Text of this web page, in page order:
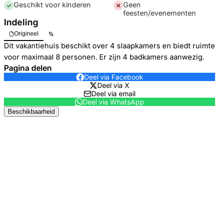
✓ Geschikt voor kinderen ✕ Geen
feesten/evenementen
Indeling
Origineel
Dit vakantiehuis beschikt over 4 slaapkamers en biedt ruimte
voor maximaal 8 personen. Er zijn 4 badkamers aanwezig.
Pagina delen
Deel via Facebook
Deel via X
Deel via email
Deel via WhatsApp
Beschikbaarheid